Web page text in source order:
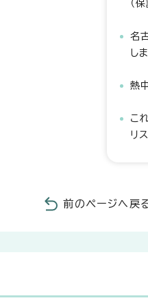
（
名
し
熱
こ
リ
前のページへ戻